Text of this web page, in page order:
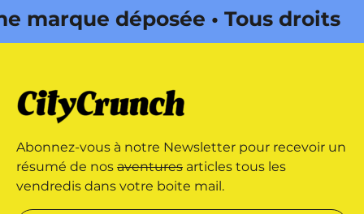
déposée • Tous droits
déposée • Tous droits
par Buena Onda Web •
Abonnez-vous à notre Newsletter pour recevoir un
résumé de nos aventures articles tous les
vendredis dans votre boite mail.